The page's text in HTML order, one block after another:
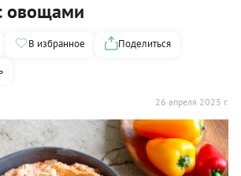
овощами
26 апреля 2025 г.
В избранное
Поделиться